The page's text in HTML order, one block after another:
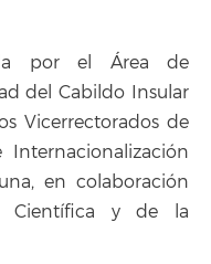
por el Área de
del Cabildo Insular
Vicerrectorados de
en colaboración
Científica y de la